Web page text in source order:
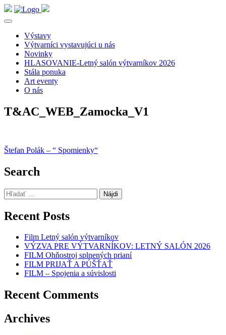
Výstavy
Výtvarníci vystavujúci u nás
Novinky
HLASOVANIE-Letný salón výtvarníkov 2026
Stála ponuka
Art eventy
O nás
T&AC_WEB_Zamocka_V1
Navigácia
v
článku
Štefan Polák – “ Spomienky“
Search
Hľadať:
Recent Posts
Film Letný salón výtvarníkov
VÝZVA PRE VÝTVARNÍKOV: LETNÝ SALÓN 2026
FILM Ohňostroj splnených prianí
FILM PRIJAŤ A PÚŠŤAŤ
FILM – Spojenia a súvislosti
Recent Comments
Archives